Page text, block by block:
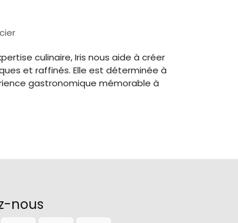
culinaire, Iris nous aide à créer
et raffinés. Elle est déterminée à
gastronomique mémorable à
nous